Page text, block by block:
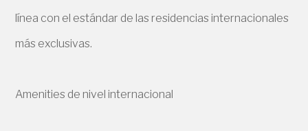
línea con el estándar de las residencias internacionales
más exclusivas.
Amenities de nivel internacional